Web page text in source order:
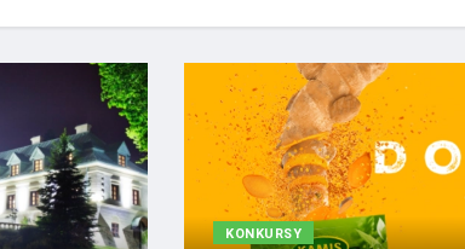
KONKURSY